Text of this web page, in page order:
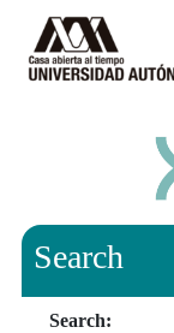
Search
Search: